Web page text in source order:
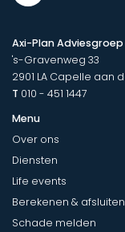
Axi-Plan Adviesgroep
's-Gravenweg 33
2901 LA Capelle aan
T 010 - 451 1447
Menu
Over ons
Diensten
Life events
Berekenen & afsluiten
Schade melden